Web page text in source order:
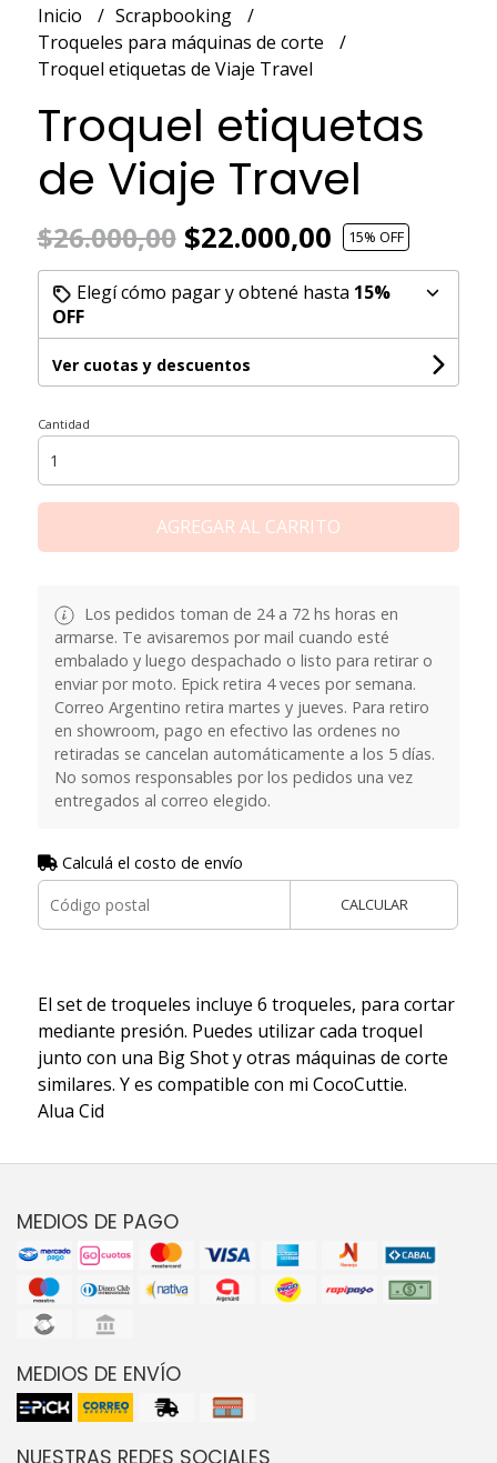
Inicio
Scrapbooking
Troqueles para máquinas de corte
Troquel etiquetas de Viaje Travel
Troquel etiquetas
de Viaje Travel
$26.000,00$22.000,00 15% OFF
Elegí cómo pagar y obtené hasta 15%
OFF
Ver cuotas y descuentos
Cantidad
AGREGAR AL CARRITO
Los pedidos toman de 24 a 72 hs horas en
armarse. Te avisaremos por mail cuando esté
embalado y luego despachado o listo para retirar o
enviar por moto. Epick retira 4 veces por semana.
Correo Argentino retira martes y jueves. Para retiro
en showroom, pago en efectivo las ordenes no
retiradas se cancelan automáticamente a los 5 días.
No somos responsables por los pedidos una vez
entregados al correo elegido.
Calculá el costo de envío
CALCULAR
El set de troqueles incluye 6 troqueles, para cortar
mediante presión. Puedes utilizar cada troquel
junto con una Big Shot y otras máquinas de corte
similares. Y es compatible con mi CocoCuttie.
Alua Cid
MEDIOS DE PAGO
MEDIOS DE ENVÍO
NUESTRAS REDES SOCIALES